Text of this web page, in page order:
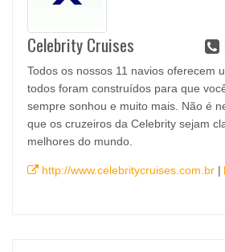
Celebrity Cruises
Todos os nossos 11 navios oferecem
todos foram construídos para que
sempre sonhou e muito mais. Não é
que os cruzeiros da Celebrity sejam
melhores do mundo.
http://www.celebritycruises.com.br|